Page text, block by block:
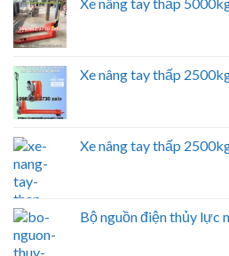
Xe nâng tay thấp
Xe nâng tay thấp
Bộ nguồn điện thủy lực